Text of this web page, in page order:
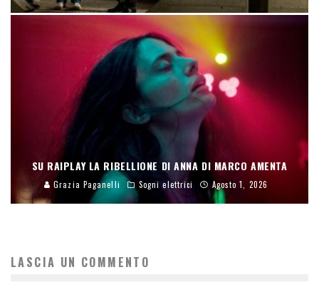
SU RAIPLAY LA RIBELLIONE DI ANNA DI MARCO AMENTA
Grazia Paganelli Sogni elettrici Agosto 1, 2026
LASCIA UN COMMENTO